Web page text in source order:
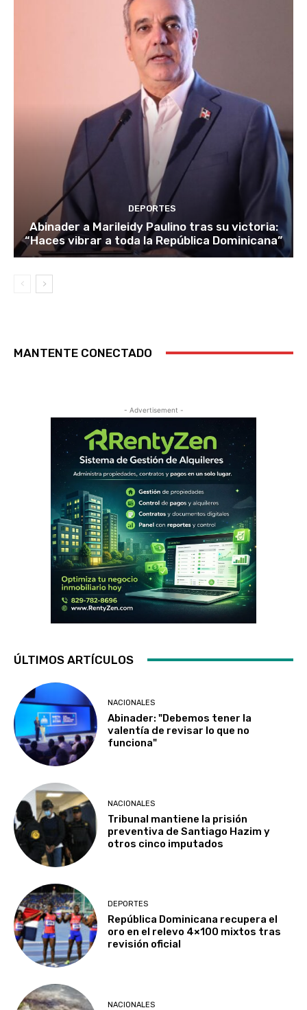
DEPORTES
Abinader a Marileidy Paulino tras su victoria:
“Haces vibrar a toda la República Dominicana”
MANTENTE CONECTADO
- Advertisement -
ÚLTIMOS ARTÍCULOS
NACIONALES
Abinader: "Debemos tener la
valentía de revisar lo que no
funciona"
NACIONALES
Tribunal mantiene la prisión
preventiva de Santiago Hazim y
otros cinco imputados
DEPORTES
República Dominicana recupera el
oro en el relevo 4×100 mixtos tras
revisión oficial
NACIONALES